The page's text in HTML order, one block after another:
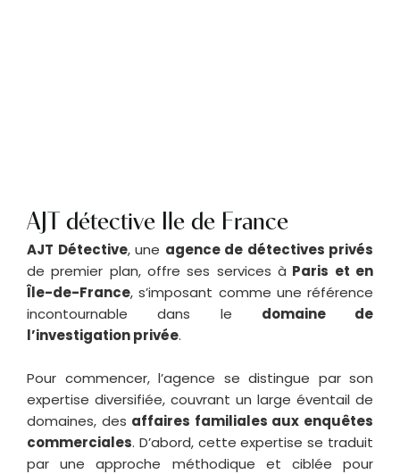
AJT détective Ile de France
AJT Détective, une agence de détectives privés
de premier plan, offre ses services à Paris et en
Île-de-France, s’imposant comme une référence
incontournable dans le domaine de
l’investigation privée.
Pour commencer, l’agence se distingue par son
expertise diversifiée, couvrant un large éventail de
domaines, des affaires familiales aux enquêtes
commerciales. D’abord, cette expertise se traduit
par une approche méthodique et ciblée pour